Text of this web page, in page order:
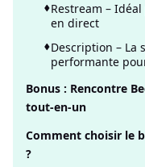
Restream –
en direct
Description – La
performante
Bonus : Rencontre
tout-en-un
Comment choisir le
?